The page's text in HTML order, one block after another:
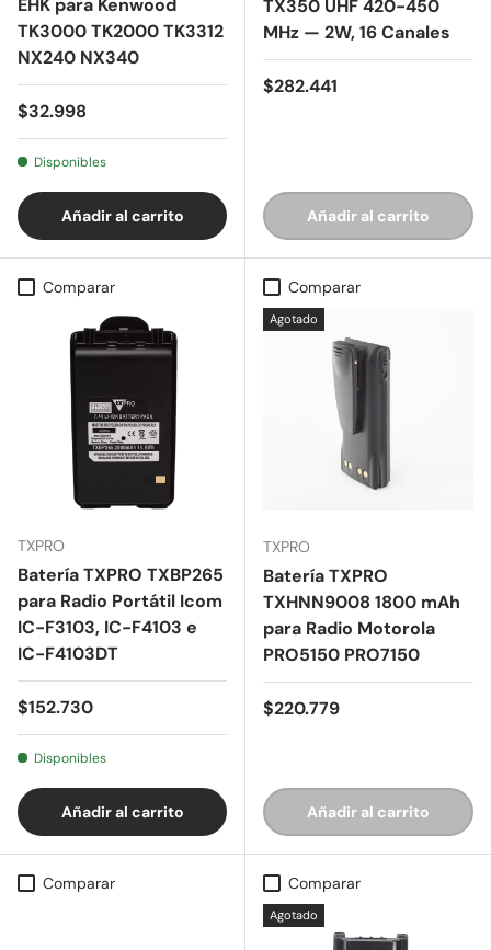
TK3000 TK2000 TK3312
NX240 NX340
Precio normal
$32.998
Disponibles
Añadir al carrito
TX350 UHF 420-450
MHz — 2W, 16 Canales
Precio normal
$282.441
Añadir al carrito
Comparar
TXPRO
Batería TXPRO TXBP265
para Radio Portátil Icom
IC-F3103, IC-F4103 e
IC-F4103DT
Precio normal
$152.730
Disponibles
Añadir al carrito
Comparar
Agotado
TXPRO
Batería TXPRO
TXHNN9008 1800 mAh
para Radio Motorola
PRO5150 PRO7150
Precio normal
$220.779
Añadir al carrito
Comparar Comparar
Agotado